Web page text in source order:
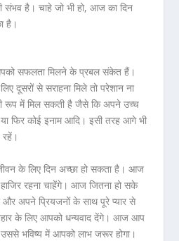
संभव है। चाहे जो भी हो, आज का दिन
है।
सफलता मिलने के प्रबल संकेत हैं।
दूसरों से सराहना मिले तो परेशान ना
रूप में मिल सकती है जैसे कि अपने उच्च
या फिर कोई इनाम आदि। इसी तरह आगे भी
के लिए दिन अच्छा हो सकता है। आज
रहना चाहेंगे। आज जितना हो सके
अपने प्रियजनों के साथ पूरे प्यार से
के लिए आपको धन्यवाद देंगे। आज आप
भविष्य में आपको लाभ जरूर होगा।